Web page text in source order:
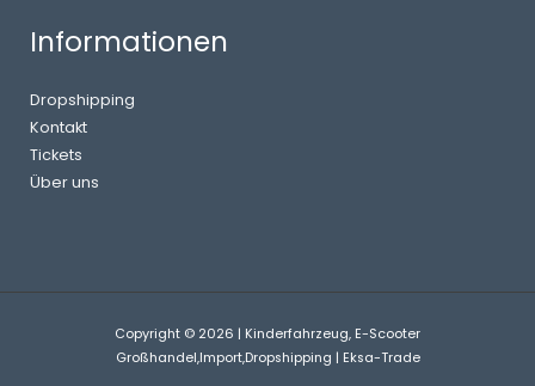
Informationen
Dropshipping
Kontakt
Tickets
Über uns
Copyright © 2026 | Kinderfahrzeug, E-Scooter
Großhandel,Import,Dropshipping | Eksa-Trade